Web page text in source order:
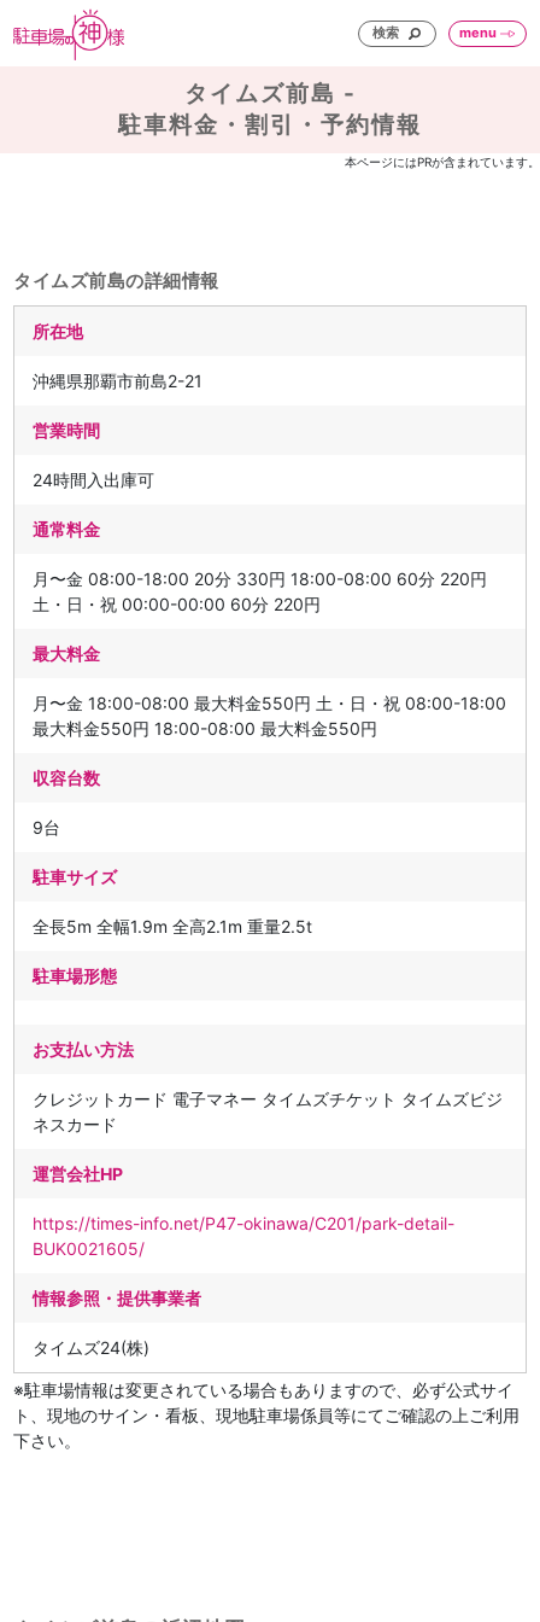
検索 menu
タイムズ前島 -
駐車料金・割引・予約情報
本ページにはPRが含まれています。
タイムズ前島の詳細情報
所在地
沖縄県那覇市前島2-21
営業時間
24時間入出庫可
通常料金
月〜金 08:00-18:00 20分 330円 18:00-08:00 60分 220円
土・日・祝 00:00-00:00 60分 220円
最大料金
月〜金 18:00-08:00 最大料金550円 土・日・祝 08:00-18:00
最大料金550円 18:00-08:00 最大料金550円
収容台数
9台
駐車サイズ
全長5m 全幅1.9m 全高2.1m 重量2.5t
駐車場形態
お支払い方法
クレジットカード 電子マネー タイムズチケット タイムズビジ
ネスカード
運営会社HP
https://times-info.net/P47-okinawa/C201/park-detail-
BUK0021605/
情報参照・提供事業者
タイムズ24(株)
※駐車場情報は変更されている場合もありますので、必ず公式サイ
ト、現地のサイン・看板、現地駐車場係員等にてご確認の上ご利用
下さい。